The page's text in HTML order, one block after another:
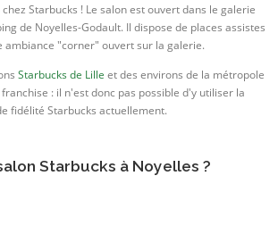
Starbucks ! Le salon est ouvert dans le galerie
de Noyelles-Godault. Il dispose de places assistes
ambiance "corner" ouvert sur la galerie.
Starbucks de Lille et des environs de la métropole
: il n'est donc pas possible d'y utiliser la
fidélité Starbucks actuellement.
Starbucks à Noyelles ?